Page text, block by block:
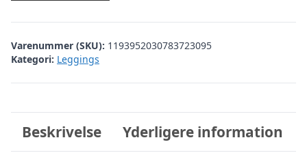
Varenummer (SKU): 1193952030783723095
Kategori: Leggings
Beskrivelse Yderligere information